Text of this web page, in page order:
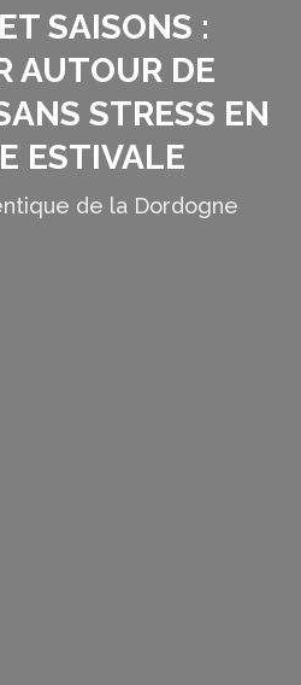
SAISONS :
AUTOUR DE
STRESS EN
ESTIVALE
de la Dordogne